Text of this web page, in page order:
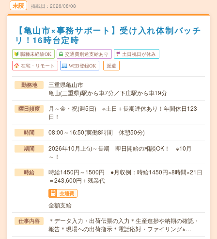
未読 掲載日 2026/08/08
【亀山市×事務サポート】受け入れ体制バッチ
リ！16時台定時
職種未経験OK 交通費別途支給あり 土日祝日が休み
在宅・リモート WEB登録OK 派遣
勤務地
三重県亀山市
亀山(三重県)駅から車7分／下庄駅から車19分
曜日頻度
月～金・祝(週5日) ※土日＋長期連休あり！年間休日123
日！
時間 08:00～16:50(実働8時間 休憩50分)
期間
2026年10月上旬～長期 即日開始の相談OK！ ※10月
～！
時給
時給1450円～1500円 ●月収例：時給1450円×8時間×21日
＝243,600円＋残業代
交通費
全額支給
仕事内容
＊データ入力・出荷伝票の入力＊生産進捗や納期の確認・
報告＊現場への出荷指示＊電話応対・ファイリング※…